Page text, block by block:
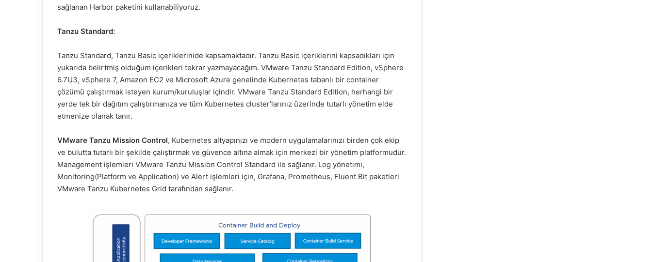
sağlanan Harbor paketini kullanabiliyoruz.
Tanzu Standard:
Tanzu Standard, Tanzu Basic içeriklerinide kapsamaktadır. Tanzu Basic içeriklerini kapsadıkları için
yukarıda belirtmiş olduğum içerikleri tekrar yazmayacağım. VMware Tanzu Standard Edition, vSphere
6.7U3, vSphere 7, Amazon EC2 ve Microsoft Azure genelinde Kubernetes tabanlı bir container
çözümü çalıştırmak isteyen kurum/kuruluşlar içindir. VMware Tanzu Standard Edition, herhangi bir
yerde tek bir dağıtım çalıştırmanıza ve tüm Kubernetes cluster’larınız üzerinde tutarlı yönetim elde
etmenize olanak tanır.
VMware Tanzu Mission Control, Kubernetes altyapınızı ve modern uygulamalarınızı birden çok ekip
ve bulutta tutarlı bir şekilde çalıştırmak ve güvence altına almak için merkezi bir yönetim platformudur.
Management işlemleri VMware Tanzu Mission Control Standard ile sağlanır. Log yönetimi,
Monitoring(Platform ve Application) ve Alert işlemleri için, Grafana, Prometheus, Fluent Bit paketleri
VMware Tanzu Kubernetes Grid tarafından sağlanır.